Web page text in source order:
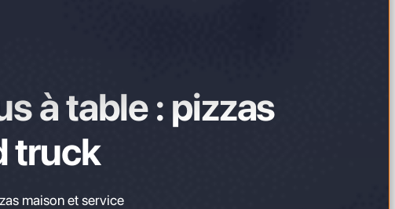
à table : pizzas
truck
maison et service